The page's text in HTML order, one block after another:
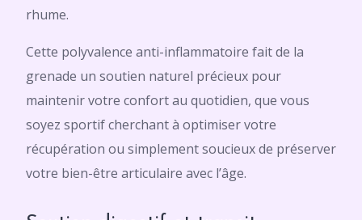
rhume.
Cette polyvalence anti-inflammatoire fait de la
grenade un soutien naturel précieux pour
maintenir votre confort au quotidien, que vous
soyez sportif cherchant à optimiser votre
récupération ou simplement soucieux de préserver
votre bien-être articulaire avec l’âge.